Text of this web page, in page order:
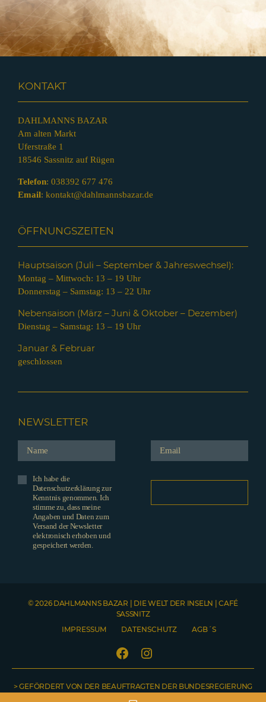
KONTAKT
DAHLMANNS BAZAR
Am alten Markt
Uferstraße 1
18546 Sassnitz auf Rügen
Telefon: 038392 677 476
Email: kontakt@dahlmannsbazar.de
ÖFFNUNGSZEITEN
Hauptsaison (Juli – September & Jahreswechsel):
Montag – Mittwoch: 13 – 19 Uhr
Donnerstag – Samstag: 13 – 22 Uhr
Nebensaison (März – Juni & Oktober – Dezember)
Dienstag – Samstag: 13 – 19 Uhr
Januar & Februar
geschlossen
NEWSLETTER
Ich habe die
Datenschutzerklärung zur
Kenntnis genommen. Ich
stimme zu, dass meine
Angaben und Daten zum
Versand der Newsletter
elektronisch erhoben und
gespeichert werden.
© 2026 DAHLMANNS BAZAR | DIE WELT DER INSELN | CAFÉ
SASSNITZ
IMPRESSUM
DATENSCHUTZ AGB´S
FacebookInstagram
> GEFÖRDERT VON DER BEAUFTRAGTEN DER BUNDESREGIERUNG
FÜR KULTUR UND MEDIEN <